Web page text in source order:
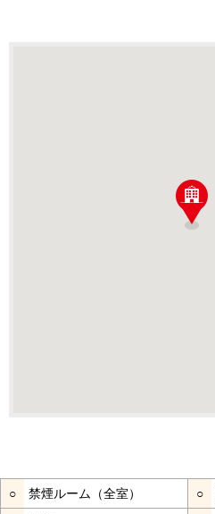
○ 禁煙ルーム（全室） ○